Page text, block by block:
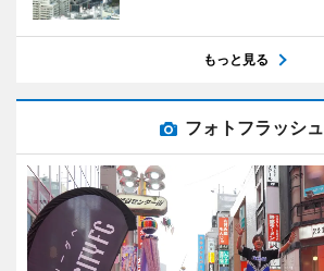
もっと見る
フォトフラッシュ